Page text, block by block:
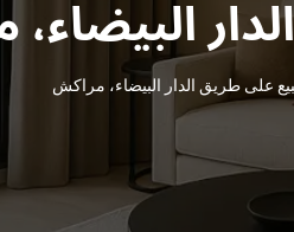
على طريق الدار البيضاء، مراكش